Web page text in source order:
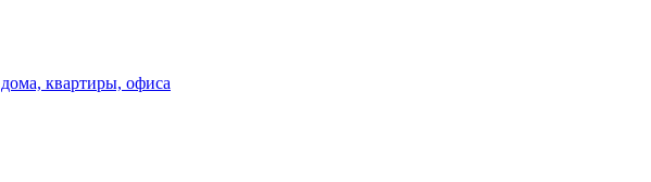
квартиры, офиса